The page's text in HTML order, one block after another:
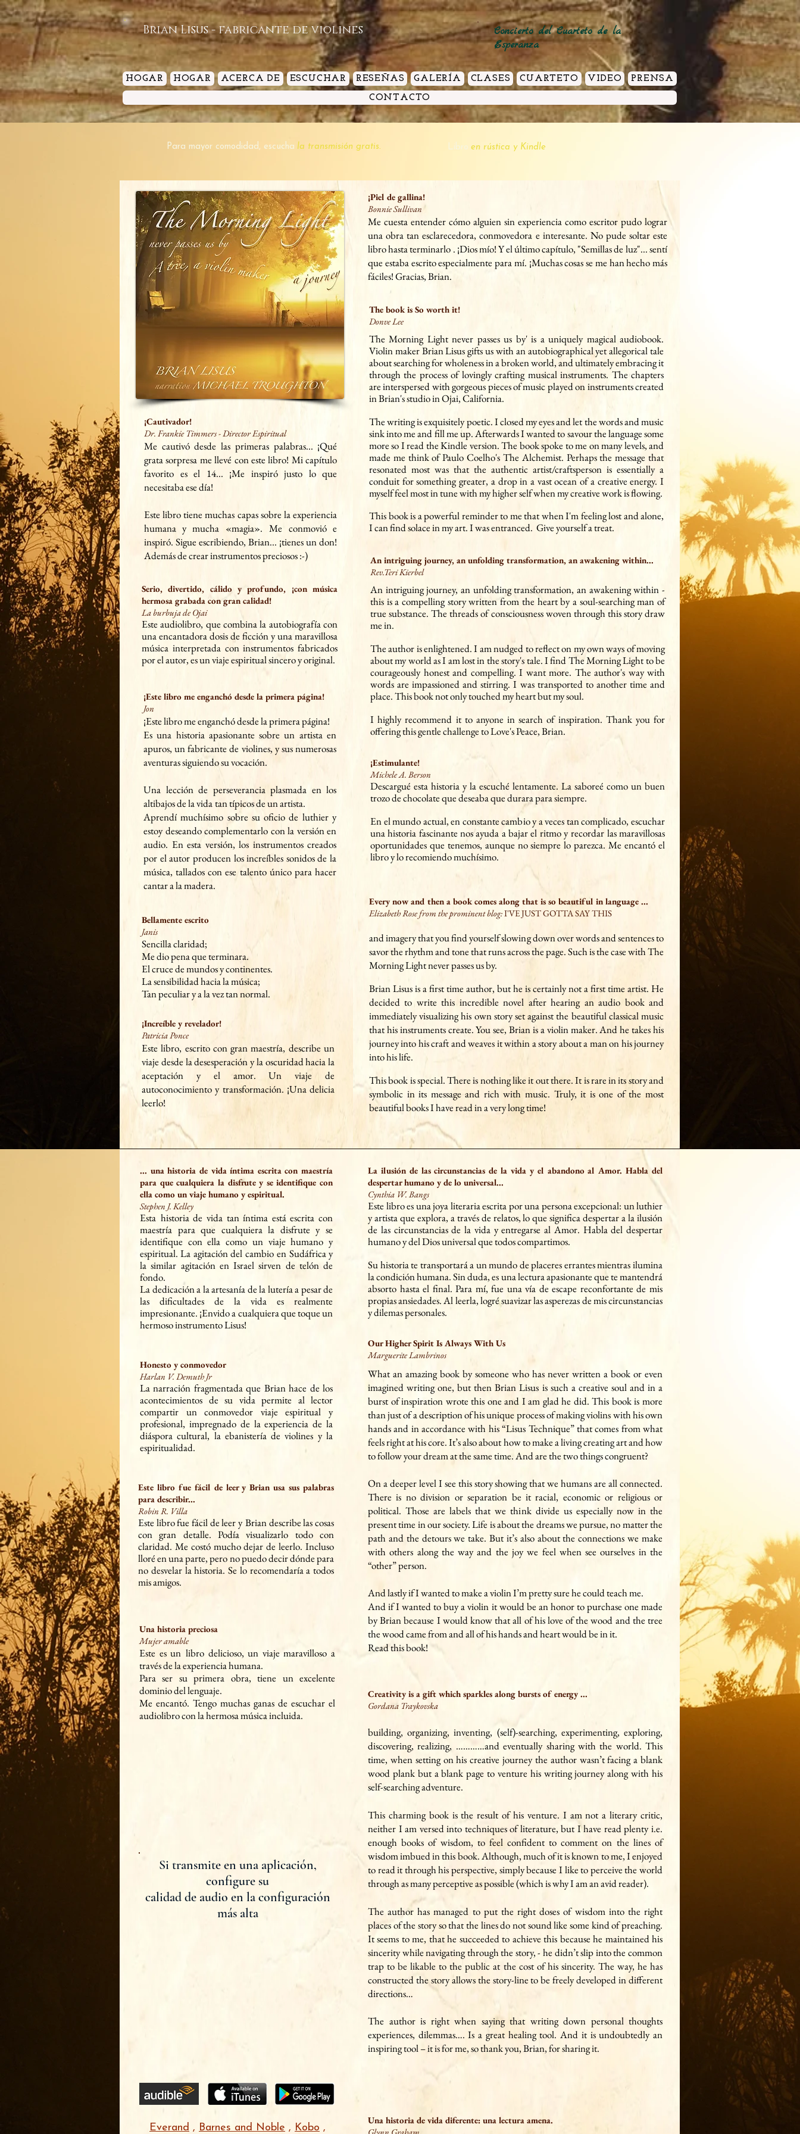
Brian Lisus - fabricante de violines
Concierto del Cuarteto de la
Esperanza
HOGAR HOGAR ACERCA DE ESCUCHAR RESEÑAS GALERÍA CLASES CUARTETO VIDEO
PRENSA
CONTACTO
Para mayor comodidad, escucha la transmisión gratis. Libro en rústica y Kindle
¡Este libro me enganchó desde la primera página!
Jon
¡Este libro me enganchó desde la primera página!
Es una historia apasionante sobre un artista en
apuros, un fabricante de violines, y sus numerosas
aventuras siguiendo su vocación.
Una lección de perseverancia plasmada en los
altibajos de la vidatan típicos de un artista.
Aprendí muchísimo sobre su oficio de luthier y
estoy deseando complementarlo con la versión en
audio. En esta versión, los instrumentos creados
por el autor producen los increíbles sonidos de la
música, tallados con ese talento único para hacer
cantar a la madera.
Serio, divertido, cálido y profundo, ¡con música
hermosa grabada con gran calidad!
La burbuja de Ojai
Este audiolibro, que combina la autobiografía con
una encantadora dosis de ficción y una maravillosa
música interpretada con instrumentos fabricados
por el autor, es un viaje espiritual sincero y original.
¡Cautivador!
Dr. Frankie Timmers- Director Espiritual
Me cautivó desde las primeras palabras... ¡Qué
grata sorpresa me llevé con este libro! Mi capítulo
favorito es el 14... ¡Me inspiró justo lo que
necesitaba ese día!
Este libro tiene muchas capas sobre la experiencia
humana y mucha «magia». Me conmovió e
inspiró. Sigue escribiendo, Brian... ¡tienes un don!
Además de crear instrumentos preciosos :-)
Bellamente escrito
Janis
Sencilla claridad;
Me dio pena que terminara.
El cruce de mundos y continentes.
La sensibilidad hacia la música;
Tan peculiar y a la vez tan normal.
¡Increíble y revelador!
Patricia Ponce
Este libro, escrito con gran maestría, describe un
viaje desde la desesperación y la oscuridad hacia la
aceptación y el amor. Un viaje de
autoconocimiento y transformación. ¡Una delicia
leerlo!
Si transmite en una aplicación, configure
su
calidad de audio en la configuración
más alta
¡Piel de gallina!
Bonnie Sullivan
Me cuesta entender cómo alguien sin experiencia como escritor pudo lograr
una obra tan esclarecedora, conmovedora e interesante. No pude soltar este
libro hasta terminarlo . ¡Dios mío! Y el último capítulo, "Semillas deluz"... sentí
que estaba escrito especialmente para mí. ¡Muchas cosas se me han hecho más
fáciles! Gracias, Brian.
The book is So worth it!
Donve Lee
The Morning Light never passes us by' is a uniquely magical audiobook.
Violin maker Brian Lisus gifts us with an autobiographical yet allegorical tale
about searching for wholeness in a broken world, and ultimately embracing it
through the process of lovingly crafting musical instruments. The chapters
are interspersed with gorgeous pieces of music played on instruments created
in Brian's studio in Ojai, California.
Thewriting is exquisitely poetic. I closed my eyes and let the words and music
sink into me and fill me up. Afterwards I wanted to savour the language some
more so I read the Kindle version. The book spoke to me on many levels, and
made me think of Paulo Coelho's The Alchemist. Perhaps the message that
resonated most was that the authentic artist/craftsperson is essentially a
conduit for something greater, a drop in a vast ocean of a creative energy. I
myself feel most in tune with my higher self when my creative work is flowing.
This book is a powerful reminder to me that when I'm feeling lost and alone,
I can find solace in my art. I was entranced. Give yourself a treat.
¡Estimulante!
Michele A. Berson
Descargué esta historia y la escuché lentamente. La saboreé como un buen
trozo de chocolate que deseaba que durara para siempre.
En el mundo actual, en constante cambio y a veces tan complicado, escuchar
una historia fascinante nos ayuda a bajar el ritmo y recordar las maravillosas
oportunidades que tenemos, aunque no siempre lo parezca. Me encantó el
libro y lo recomiendo muchísimo.
An intriguing journey, an unfolding transformation, an awakening within...
Rev.Teri Kierbel
An intriguing journey, an unfolding transformation, an awakening within -
this is a compelling story written from the heart by a soul-searching man of
true substance. The threads of consciousness woven through this story draw
me in.
The author is enlightened. Iam nudged to reflect on my own ways of moving
about my world as I am lost in the story's tale. I find The Morning Light to be
courageously honest and compelling. I want more. The author's way with
words are impassioned and stirring. I was transported to another time and
place. This book not only touched my heart but my soul.
I highly recommend it to anyone in search of inspiration. Thank you for
offering this gentle challenge to Love's Peace, Brian.
Every now and then a book comes along that is so beautiful in language ...
Elizabeth Rose from the prominent blog:I'VE JUST GOTTA SAY THIS
and imagery that you find yourself slowing down over words and sentences to
savor therhythm and tone that runs across the page. Such is the case with The
Morning Light never passes us by.
Brian Lisus is a first time author, but he is certainly not a first time artist. He
decided to write this incredible novel after hearing an audio book and
immediately visualizing his own story set against the beautiful classical music
that his instruments create. You see, Brian is a violin maker. And he takes his
journey into his craft and weaves it within a story about a man on his journey
into his life.
This book is special. There is nothing like it out there. It is rare in its story and
symbolic in its message and rich with music. Truly, it is one of the most
beautiful books I have read in a very long time!
Our Higher Spirit Is Always With Us
Marguerite Lambrinos
What an amazing book by someone who has never written a book or even
imagined writing one, but then Brian Lisus is such a creative soul and in a
burst of inspiration wrote this one and I am glad he did. This book is more
than just of a description of his unique process of making violins with his own
hands and in accordance with his “Lisus Technique” that comes from what
feels right at his core. It’s also about how to make a living creating art and how
to follow your dream at the same time. And are the two things congruent?
On a deeper level I see this story showing that we humans are all connected.
There is no division or separation be it racial, economic or religious or
political. Those are labels that we think divide us especially now in the
present time in our society. Life is about the dreams we pursue, no matter the
path and the detours we take. But it’s also about the connections we make
with others along the way and the joy we feel when see ourselves in the
“other” person.
And lastly if I wanted to make a violin I’m pretty sure he could teach me.
And if I wanted to buy a violin it would be an honor to purchase one made
by Brian because I would know that all of his love of the wood and the tree
the wood came from and all of his hands and heart would be in it.
Read this book!
Una historia de vida diferente: una lectura amena.
Honesto y conmovedor
Harlan V. Demuth Jr
La narración fragmentada que Brian hace de los
acontecimientos de su vida permite al lector
compartir un conmovedor viaje espiritual y
profesional, impregnado de la experiencia de la
diáspora cultural, la ebanistería de violines y la
espiritualidad.
La ilusión de las circunstancias de la vida y el abandono al Amor. Habla del
despertar humano y de lo universal...
Cynthia W. Bangs
Este libro es una joya literaria escrita por una persona excepcional: un luthier
y artista que explora, a través de relatos, lo que significa despertar a la ilusión
de las circunstancias de la vida y entregarse al Amor. Habla del despertar
humano y del Dios universal que todos compartimos.
Su historia te transportará a un mundo de placeres errantes mientras ilumina
la condición humana. Sin duda, es una lectura apasionante que te mantendrá
absorto hasta el final. Para mí, fue una vía de escape reconfortante de mis
propias ansiedades. Al leerla, logré suavizar las asperezas de mis circunstancias
y dilemas personales.
Creativity is a gift which sparkles along bursts of energy ...
Gordana Traykovska
building, organizing, inventing, (self)-searching, experimenting, exploring,
discovering, realizing, …………and eventually sharing with the world. This
time, when setting on his creative journey the author wasn’t facing a blank
wood plank but a blank page to venture his writing journey along with his
self-searching adventure.
This charming book is the result of his venture. I am not a literary critic,
neither I am versed into techniques of literature, but I have read plenty i.e.
enough books of wisdom, to feel confident to comment on the lines of
wisdom imbued in this book. Although, much of it is known to me, I enjoyed
to read it through his perspective, simply because I like to perceive the world
through as many perceptive as possible (which is why I am an avid reader).
The author has managed to put the right doses of wisdom into the right
places of the story so that the lines do not sound like some kind of preaching.
It seems to me, that he succeeded to achieve this because he maintained his
sincerity while navigating through the story, - he didn’t slip into the common
trap to be likable to the public at the cost of his sincerity. The way, he has
constructed the story allows the story-line to be freely developed in different
directions…
The author is right when saying that writing down personal thoughts
experiences, dilemmas…. Is a great healing tool. And it is undoubtedly an
inspiring tool – it is for me, so thank you, Brian, for sharing it.
... una historia de vida íntima escrita con maestría
para que cualquiera la disfrute y se identifique con
ella como un viaje humano y espiritual.
Stephen J. Kelley
Esta historia de vida tan íntima está escrita con
maestría para que cualquiera la disfrute y se
identifique con ella como un viaje humano y
espiritual. La agitación del cambio en Sudáfrica y
la similar agitación en Israel sirven de telón de
fondo.
La dedicación a la artesanía de la lutería a pesar de
las dificultades de la vida es realmente
impresionante. ¡Envido a cualquiera que toque un
hermoso instrumento Lisus!
Este libro fue fácil de leer y Brian usa sus palabras
para describir...
Robin R. Villa
Este libro fue fácil de leer y Brian describe las cosas
con gran detalle. Podía visualizarlo todo con
claridad. Me costó mucho dejar de leerlo. Incluso
lloré en una parte, pero no puedo decir dónde para
no desvelar la historia. Se lo recomendaría a todos
mis amigos.
Una historia preciosa
Mujer amable
Este es un libro delicioso, un viaje maravilloso a
través de la experiencia humana.
Para ser su primera obra, tiene un excelente
dominio del lenguaje.
Me encantó. Tengo muchas ganas de escuchar el
audiolibro con la hermosa música incluida.
Everand , Barnes and Noble , Kobo ,
Si transmite en una aplicación,
configure su
calidad de audio en la configuración
más alta